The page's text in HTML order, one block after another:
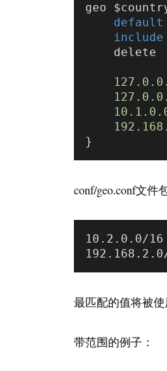
geo
default
include
127.0 .0
127.0 .0
10.1 .0
192.168
conf/geo.conf文件
10.2.0.0/
最匹配的值将被使
带范围的例子：